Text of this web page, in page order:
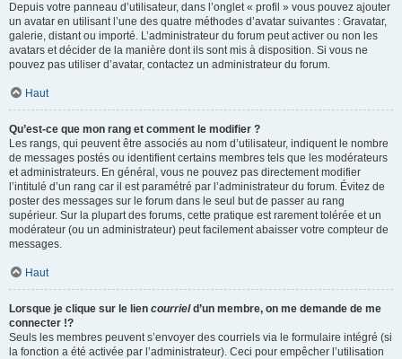
Depuis votre panneau d’utilisateur, dans l’onglet « profil » vous pouvez ajouter
un avatar en utilisant l’une des quatre méthodes d’avatar suivantes : Gravatar,
galerie, distant ou importé. L’administrateur du forum peut activer ou non les
avatars et décider de la manière dont ils sont mis à disposition. Si vous ne
pouvez pas utiliser d’avatar, contactez un administrateur du forum.
Haut
Qu’est-ce que mon rang et comment le modifier ?
Les rangs, qui peuvent être associés au nom d’utilisateur, indiquent le nombre
de messages postés ou identifient certains membres tels que les modérateurs
et administrateurs. En général, vous ne pouvez pas directement modifier
l’intitulé d’un rang car il est paramétré par l’administrateur du forum. Évitez de
poster des messages sur le forum dans le seul but de passer au rang
supérieur. Sur la plupart des forums, cette pratique est rarement tolérée et un
modérateur (ou un administrateur) peut facilement abaisser votre compteur de
messages.
Haut
Lorsque je clique sur le lien courrield’un membre, on me demande de me
connecter !?
Seuls les membres peuvent s’envoyer des courriels via le formulaire intégré (si
la fonction a été activée par l’administrateur). Ceci pour empêcher l’utilisation